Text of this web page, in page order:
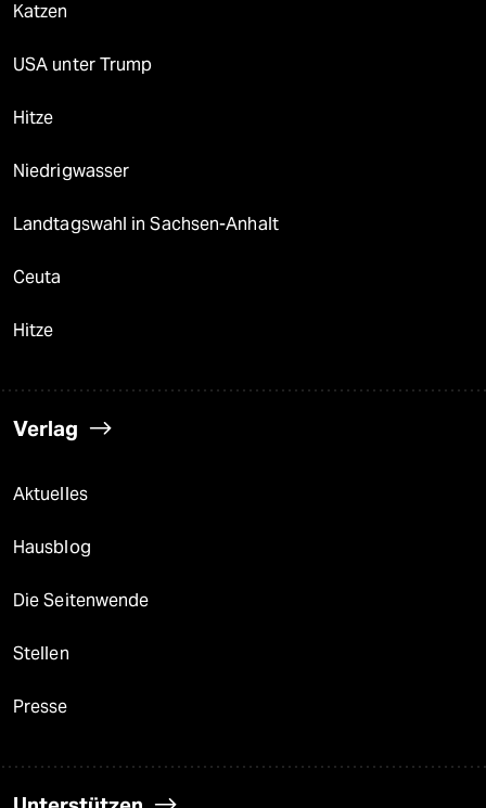
Katzen
USA unter Trump
Hitze
Niedrigwasser
Landtagswahl in Sachsen-Anhalt
Ceuta
Hitze
Verlag
Aktuelles
Hausblog
Die Seitenwende
Stellen
Presse